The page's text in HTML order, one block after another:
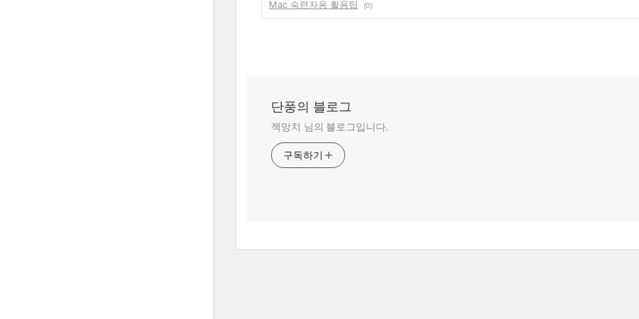
Mac 숙련자용 활용팁 (0)
단풍의 블로그
젝망치 님의 블로그입니다.
구독하기